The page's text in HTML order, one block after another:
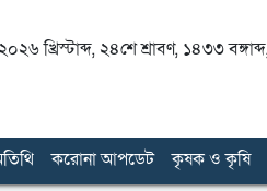
খ্রিস্টাব্দ, ২৪শে শ্রাবণ, ১৪৩৩ বঙ্গাব্দ
করোনা আপডেট কৃষক ও কৃষি